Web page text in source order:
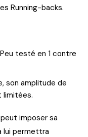
Running-backs.
testé en 1 contre
son amplitude de
limitées.
imposer sa
lui permettra